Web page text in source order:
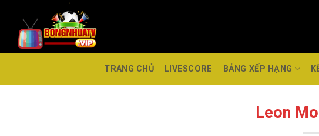
TRANG CHỦ LIVESCORE BẢNG XẾP HẠNG
Leon